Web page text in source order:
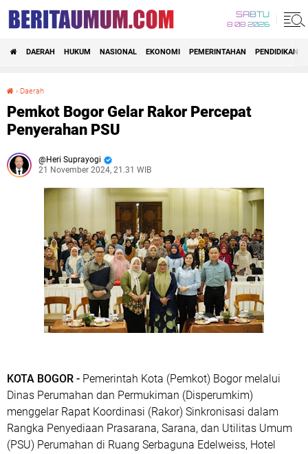
SABTU
8 08 2026
DAERAH HUKUM NASIONAL EKONOMI PEMERINTAHAN PENDIDIKAN
› Daerah
Pemkot Bogor Gelar Rakor Percepat
Penyerahan PSU
Heri Suprayogi
21 November 2024, 21.31 WIB
KOTA BOGOR - Pemerintah Kota (Pemkot) Bogor melalui
Dinas Perumahan dan Permukiman (Disperumkim)
menggelar Rapat Koordinasi (Rakor) Sinkronisasi dalam
Rangka Penyediaan Prasarana, Sarana, dan Utilitas Umum
(PSU) Perumahan di Ruang Serbaguna Edelweiss, Hotel